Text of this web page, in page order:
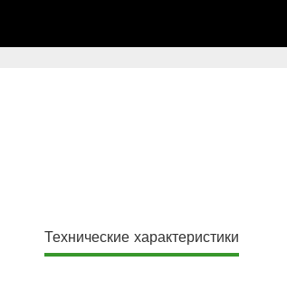
Технические характеристики